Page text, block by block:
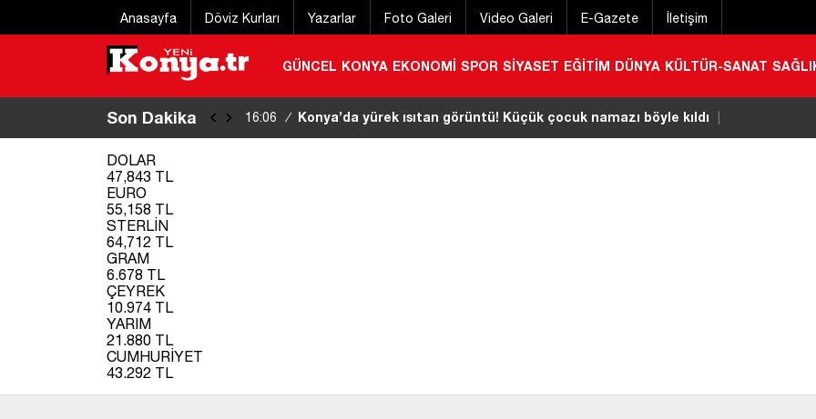
Anasayfa Döviz Kurları Yazarlar Foto Galeri Video Galeri E-Gazete İletişim
GÜNCEL KONYA EKONOMİ SPOR SİYASET EĞİTİM DÜNYA KÜLTÜR-SANAT
Son Dakika 16:06 / Konya’da yürek ısıtan görüntü! Küçük çocuk namazı böyle kıldı
DOLAR
47,843 TL
EURO
55,158 TL
STERLİN
64,712 TL
GRAM
6.678 TL
ÇEYREK
10.974 TL
YARIM
21.880 TL
CUMHURİYET
43.292 TL